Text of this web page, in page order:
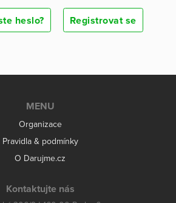
heslo? Registrovat se
MENU
Organizace
Pravidla & podmínky
O Darujme.cz
Kontaktujte nás